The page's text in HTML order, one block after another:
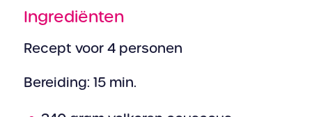
Ingrediënten
Recept voor 4 personen
Bereiding: 15 min.